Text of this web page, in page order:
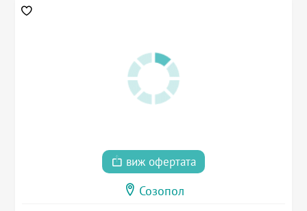
виж офертата
Созопол